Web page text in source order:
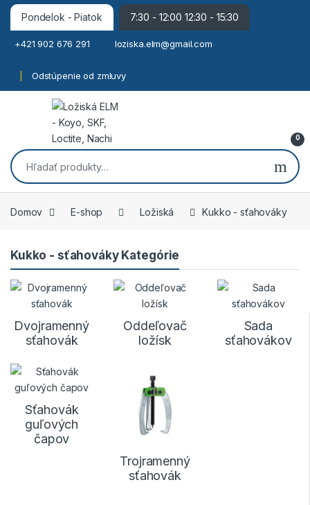
Pondelok - Piatok 7:30 - 12:00 12:30 - 15:30
+421 902 676 291 loziska.elm@gmail.com
Odstúpenie od zmluvy
0
Hľadať:
Domov E-shop Ložiská Kukko - sťahováky
Kukko - sťahováky Kategórie
Dvojramenný
sťahovák
Oddeľovač
ložísk
Sada
sťahovákov
Sťahovák
guľových
čapov
Trojramenný
sťahovák